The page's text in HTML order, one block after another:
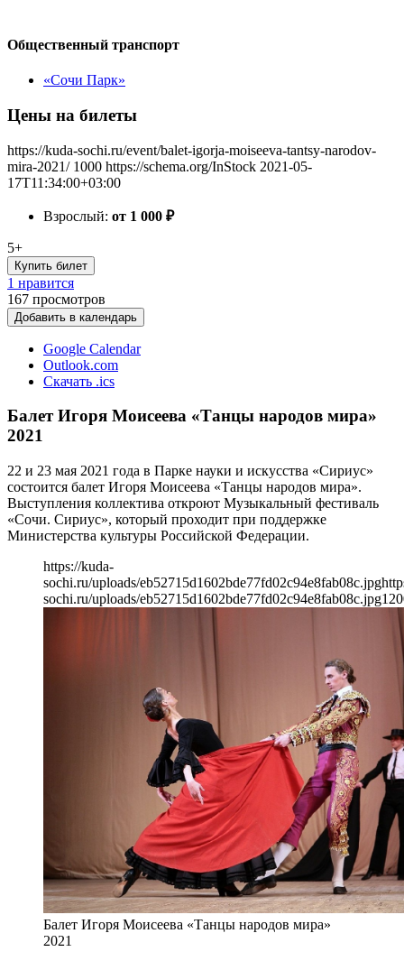
Общественный транспорт
«Сочи Парк»
Цены на билеты
https://kuda-sochi.ru/event/balet-igorja-moiseeva-tantsy-narodov-
mira-2021/ 1000 https://schema.org/InStock 2021-05-
17T11:34:00+03:00
Взрослый: от 1 000 ₽
5+
Купить билет
1 нравится
167 просмотров
Добавить в календарь
Google Calendar
Outlook.com
Скачать .ics
Балет Игоря Моисеева «Танцы народов мира»
2021
22 и 23 мая 2021 года в Парке науки и искусства «Сириус»
состоится балет Игоря Моисеева «Танцы народов мира».
Выступления коллектива откроют Музыкальный фестиваль
«Сочи. Сириус», который проходит при поддержке
Министерства культуры Российской Федерации.
https://kuda-
sochi.ru/uploads/eb52715d1602bde77fd02c94e8fab08c.jpg
sochi.ru/uploads/eb52715d1602bde77fd02c94e8fab08c.jpg
Балет Игоря Моисеева «Танцы народов мира»
2021